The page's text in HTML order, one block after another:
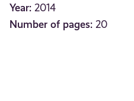
Year: 2014
Number of pages: 20